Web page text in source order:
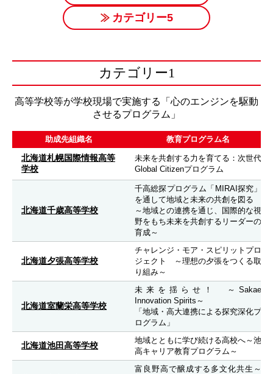
カテゴリー5
カテゴリー1
高等学校等が学校現場で実施する「心のエンジンを駆動
させるプログラム」
助成先組織名 教育プログラム名
北海道札幌国際情報高等
学校
未来を共創する力を育てる：次世代
Global Citizenプログラム
北海道千歳高等学校
千高総探プログラム「MIRAI探究」
を通して地域と未来の共創を図る
～地域との連携を通じ、国際的な視
野をもち未来を共創するリーダーの
育成～
北海道夕張高等学校
チャレンジ・モア・スピリットプロ
ジェクト ～理想の夕張をつくる取
り組み～
北海道室蘭栄高等学校
未来を揺らせ！ ～Sakae
Innovation Spirits～
「地域・高大連携による探究深化プ
ログラム」
北海道池田高等学校
地域とともに学び続ける高校へ～池
高キャリア教育プログラム～
富良野高で醸成する多文化共生～